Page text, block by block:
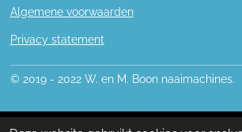
Algemene voorwaarden
Privacy statement
© 2019 - 2022 W. en M. Boon naaimachines.